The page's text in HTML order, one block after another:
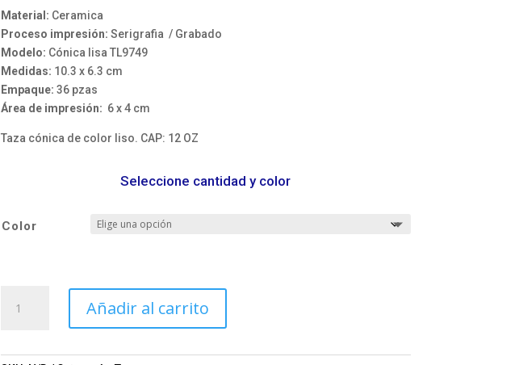
$37.63
through
$43.96
Material: Ceramica
Proceso impresión: Serigrafia / Grabado
Modelo: Cónica lisa TL9749
Medidas: 10.3 x 6.3 cm
Empaque: 36 pzas
Área de impresión: 6 x 4 cm
Taza cónica de color liso. CAP: 12 OZ
Seleccione cantidad y color
Color
cónica
Añadir al carrito